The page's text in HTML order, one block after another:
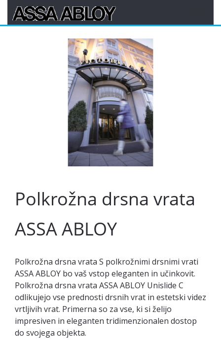
Polkrožna drsna vrata
ASSA ABLOY
Polkrožna drsna vrata S polkrožnimi drsnimi vrati
ASSA ABLOY bo vaš vstop eleganten in učinkovit.
Polkrožna drsna vrata ASSA ABLOY Unislide C
odlikujejo vse prednosti drsnih vrat in estetski videz
vrtljivih vrat. Primerna so za vse, ki si želijo
impresiven in eleganten tridimenzionalen dostop
do svojega objekta.